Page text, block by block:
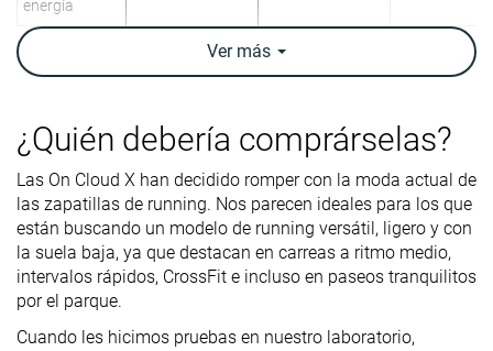
energía
-
Peso
laboratorio
Peso marca
8.5 oz / 240g 8.9 oz / 251g 10.5 oz / 298g
Lightweight
Drop
laboratorio
Drop marca
10.1 mm 9.4 mm 9.4 mm
Técnica de
Talón
Talón
Talón
Ver más
¿Quién debería comprárselas?
Las On Cloud X han decidido romper con la moda actual de
las zapatillas de running. Nos parecen ideales para los que
están buscando un modelo de running versátil, ligero y con
la suela baja, ya que destacan en carreas a ritmo medio,
intervalos rápidos, CrossFit e incluso en paseos tranquilitos
por el parque.
Cuando les hicimos pruebas en nuestro laboratorio,